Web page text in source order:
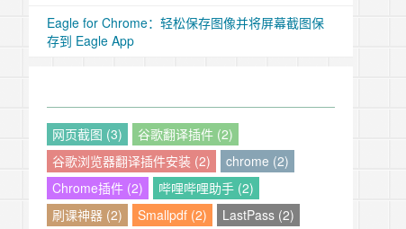
Eagle for Chrome：轻松保存图像并将屏幕截图保
存到 Eagle App
网页截图 (3)
谷歌翻译插件 (2)
谷歌浏览器翻译插件安装 (2)
chrome (2)
Chrome插件 (2)
哔哩哔哩助手 (2)
刷课神器 (2)
Smallpdf (2)
LastPass (2)